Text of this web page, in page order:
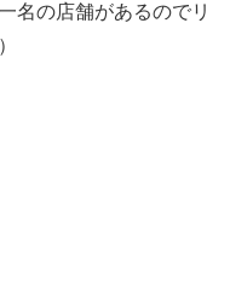
名の店舗があるのでリ